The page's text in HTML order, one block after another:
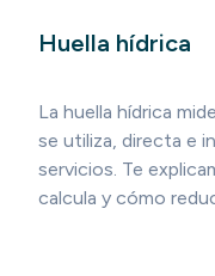
Huella hídrica
La huella hídrica
se utiliza, directa e
servicios. Te
calcula y cómo